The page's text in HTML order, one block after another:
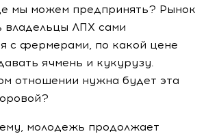
мы можем предпринять? Рынок
владельцы ЛПХ сами
с фермерами, по какой цене
ячмень и кукурузу.
отношении нужна будет эта
молодежь продолжает